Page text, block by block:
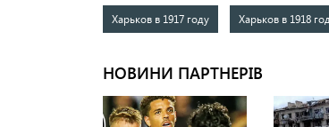
Харьков в 1917 году Харьков в 1918